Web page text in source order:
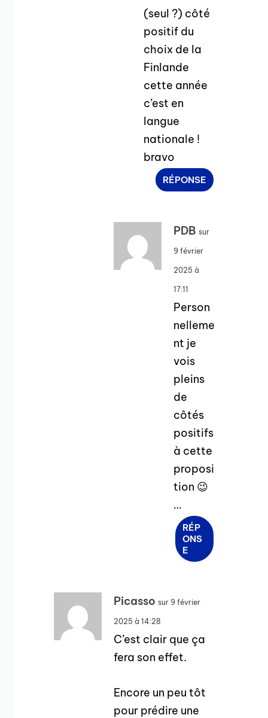
(seul ?) côté
positif du
choix de la
Finlande
cette année
c’est en
langue
nationale !
bravo
RÉPONSE
PDB sur
9 février
2025 à
17:11
Person
nelleme
nt je
vois
pleins
de
côtés
positifs
à cette
proposi
tion 😉
…
RÉP
ONS
E
Picasso sur 9 février
2025 à 14:28
C’est clair que ça
fera son effet.
Encore un peu tôt
pour prédire une